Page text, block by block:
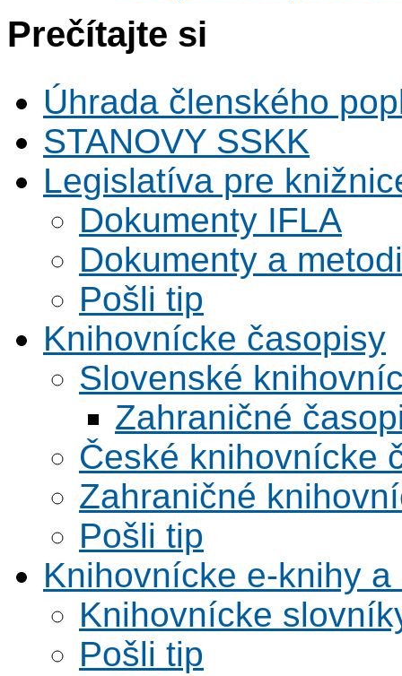
Prečítajte si
Úhrada členského
STANOVY SSKK
Legislatíva pre
Dokumenty IFLA
Dokumenty a
Pošli tip
Knihovnícke časopisy
Slovenské
Zahraničné
České knihovnícke
Zahraničné
Pošli tip
Knihovnícke e-knihy
Knihovnícke
Pošli tip